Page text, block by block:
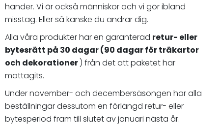
händer. Vi är också människor och vi gör ibland
misstag. Eller så kanske du ändrar dig.
Alla våra produkter har en garanterad retur- eller
bytesrätt på 30 dagar(90 dagar för träkartor
och dekorationer) från det att paketet har
mottagits.
Under november- och decembersäsongen har alla
beställningar dessutom en förlängd retur- eller
bytesperiod fram till slutet av januari nästa år.